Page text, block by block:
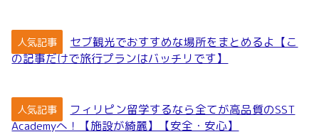
人気記事
セブ観光でおすすめな場所をまとめるよ【こ
の記事だけで旅行プランはバッチリです】
人気記事
フィリピン留学するなら全てが高品質のSST
Academyへ！【施設が綺麗】【安全・安心】